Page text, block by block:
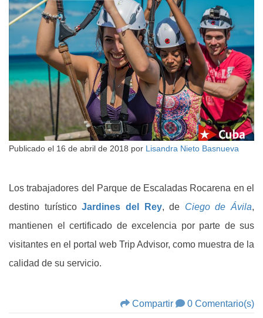
Publicado el 16 de abril de 2018 por Lisandra Nieto Basnueva
Los trabajadores del Parque de Escaladas Rocarena en el
destino turísticoJardines del Rey, de Ciego de Ávila,
mantienen el certificado de excelencia por parte de sus
visitantes en el portal web Trip Advisor, como muestra de la
calidad de su servicio.
Compartir 0 Comentario(s)